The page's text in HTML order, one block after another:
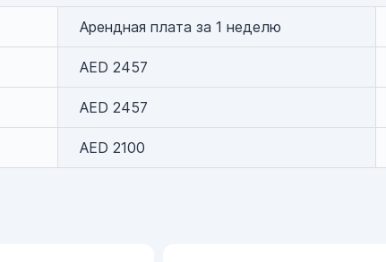
Арендная плата за 1 неделю
AED 2457
AED 2457
AED 2100